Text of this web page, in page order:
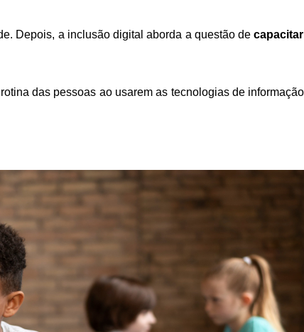
Depois, a inclusão digital aborda a questão de
das pessoas ao usarem as tecnologias de